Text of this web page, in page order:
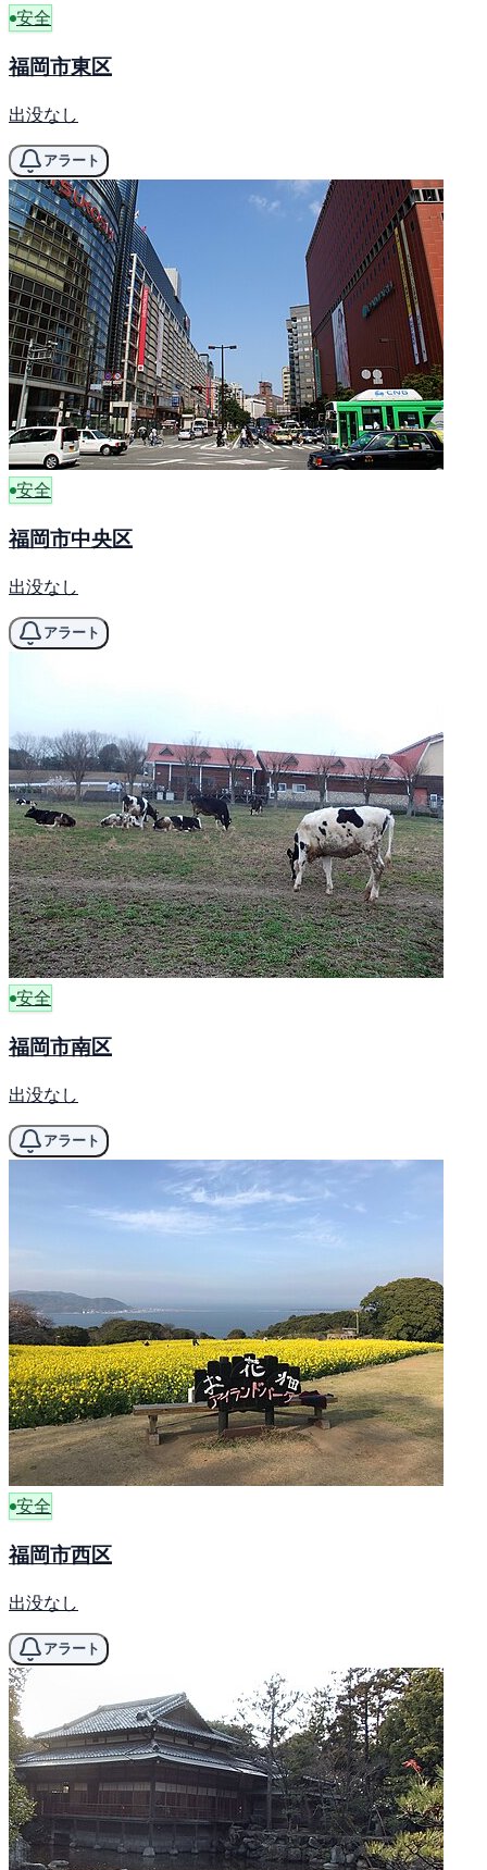
安全
福岡市東区
出没なし
アラート
安全
福岡市中央区
出没なし
アラート
安全
福岡市南区
出没なし
アラート
安全
福岡市西区
出没なし
アラート